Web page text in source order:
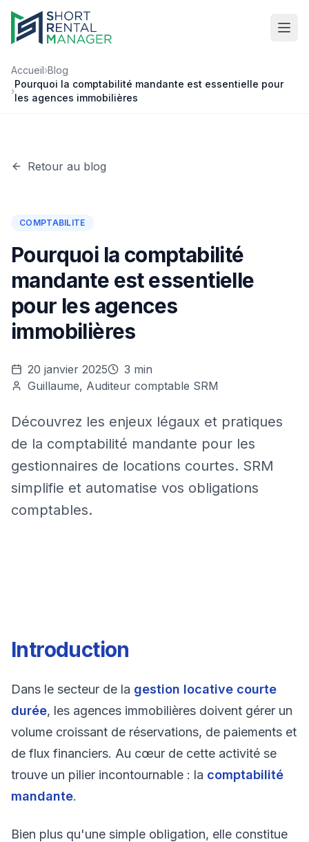
Accueil›Blog
›
Pourquoi la comptabilité mandante est essentielle pour
les agences immobilières
Retour au blog
COMPTABILITE
Pourquoi la comptabilité
mandante est essentielle
pour les agences
immobilières
20 janvier 2025
3 min
Guillaume, Auditeur comptable SRM
Découvrez les enjeux légaux et pratiques
de la comptabilité mandante pour les
gestionnaires de locations courtes. SRM
simplifie et automatise vos obligations
comptables.
Introduction
Dans le secteur de la gestion locative courte
durée, les agences immobilières doivent gérer un
volume croissant de réservations, de paiements et
de flux financiers. Au cœur de cette activité se
trouve un pilier incontournable : la comptabilité
mandante.
Bien plus qu'une simple obligation, elle constitue